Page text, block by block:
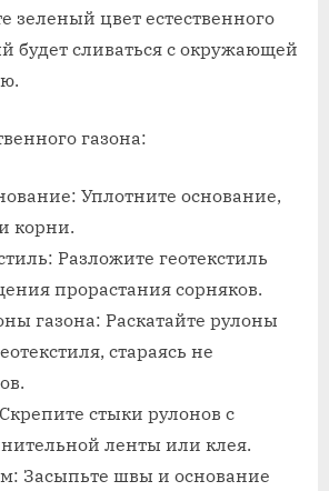
зеленый цвет естественного
будет сливаться с окружающей
газона:
Уплотните основание,
корни.
Разложите геотекстиль
прорастания сорняков.
газона: Раскатайте рулоны
стараясь не
стыки рулонов с
ленты или клея.
Засыпьте швы и основание